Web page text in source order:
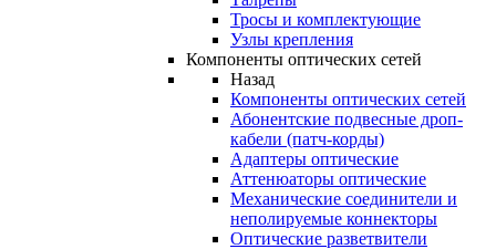
Тросы и комплектующие
Узлы крепления
Компоненты оптических сетей
Назад
Компоненты оптических сетей
Абонентские подвесные дроп-
кабели (патч-корды)
Адаптеры оптические
Аттенюаторы оптические
Механические соединители и
неполируемые коннекторы
Оптические разветвители